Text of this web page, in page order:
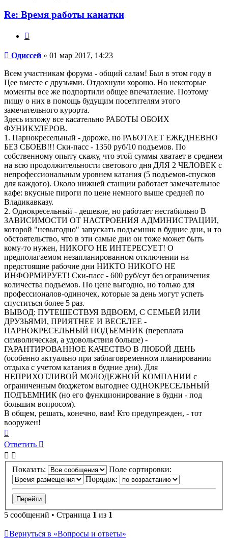
Re: Время работы канатки
Сообщение
Одиссей » 01 мар 2017, 14:23
Всем участникам форума - общий салам! Был в этом году в
Цее вместе с друзьями. Отдохнули хорошо. Но некоторые
моменты все же подпортили общее впечатление. Поэтому
пишу о них в помощь будущим посетителям этого
замечательного курорта.
Здесь изложу все касательно РАБОТЫ ОБОИХ
ФУНИКУЛЕРОВ.
1. Парнокресельный - дороже, но РАБОТАЕТ ЕЖЕДНЕВНО
БЕЗ СБОЕВ!!! Ски-пасс - 1350 руб/10 подъемов. По
собственному опыту скажу, что этой суммы хватает в среднем
на всю продолжительности светового дня ДЛЯ 2 ЧЕЛОВЕК с
непрофессиональным уровнем катания (5 подъемов-спусков
для каждого). Около нижней станции работает замечательное
кафе: вкусные пироги по цене немного выше средней по
Владикавказу.
2. Однокресельный - дешевле, но работает нестабильно В
ЗАВИСИМОСТИ ОТ НАСТРОЕНИЯ АДМИНИСТРАЦИИ,
которой "невыгодно" запускать подъемник в будние дни, и то
обстоятельство, что в эти самые дни он тоже может быть
кому-то нужен, НИКОГО НЕ ИНТЕРЕСУЕТ! О
предполагаемом незапланированном отключении на
предстоящие рабочие дни НИКТО НИКОГО НЕ
ИНФОРМИРУЕТ! Ски-пасс - 600 руб/сут без ограничения
количества подъемов. По цене выгодно, но только для
профессионалов-одиночек, которые за день могут успеть
спуститься более 5 раз.
ВЫВОД: ПУТЕШЕСТВУЯ ВДВОЕМ, С СЕМЬЕЙ ИЛИ
ДРУЗЬЯМИ, ПРИЯТНЕЕ И ВЕСЕЛЕЕ -
ПАРНОКРЕСЕЛЬНЫЙ ПОДЪЕМНИК (переплата
символическая, а удовольствия больше) -
ГАРАНТИРОВАННОЕ КАЧЕСТВО В ЛЮБОЙ ДЕНЬ
(особенно актуально при заблаговременном планировании
отдыха с учетом катания в будние дни). Для
НЕПРИХОТЛИВОЙ МОЛОДЕЖНОЙ КОМПАНИИ с
ограниченным бюджетом выгоднее ОДНОКРЕСЕЛЬНЫЙ
ПОДЪЕМНИК (но его функционирование в будни - под
большим вопросом).
В общем, решать, конечно, вам! Кто предупрежден, - тот
вооружен!
к
началу
Ответить
Показать:
Поле сортировки:
Порядок:
5 сообщений • Страница 1 из 1
Вернуться в «Вопросы и ответы»